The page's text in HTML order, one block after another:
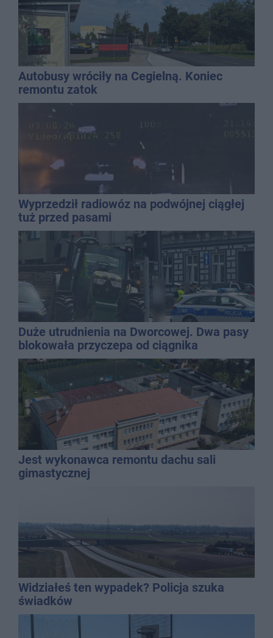
Autobusy wróciły na Cegielną. Koniec
remontu zatok
Wyprzedził radiowóz na podwójnej ciągłej
tuż przed pasami
Duże utrudnienia na Dworcowej. Dwa pasy
blokowała przyczepa od ciągnika
Jest wykonawca remontu dachu sali
gimastycznej
Widziałeś ten wypadek? Policja szuka
świadków